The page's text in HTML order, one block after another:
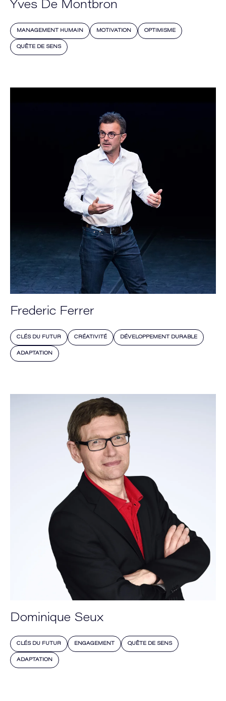
Yves De Montbron
MANAGEMENT HUMAIN MOTIVATION OPTIMISME
QUÊTE DE SENS
Frederic Ferrer
CLÉS DU FUTUR CRÉATIVITÉ DÉVELOPPEMENT DURABLE
ADAPTATION
Dominique Seux
CLÉS DU FUTUR ENGAGEMENT QUÊTE DE SENS
ADAPTATION